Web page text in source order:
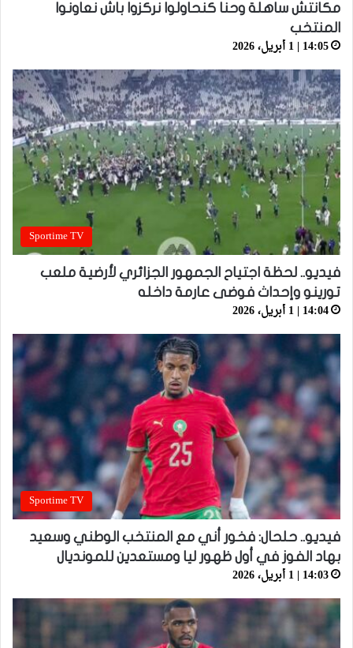
مكانتش ساهلة وحنا كنحاولوا نركزوا باش نعاونوا
المنتخب
14:05 | 1 أبريل، 2026
Sportime TV
فيديو.. لحظة اجتياح الجمهور الجزائري لأرضية ملعب
تورينو وإحداث فوضى عارمة داخله
14:04 | 1 أبريل، 2026
Sportime TV
فيديو.. حلحال: فخور أني مع المنتخب الوطني وسعيد
بهاد الفوز في أول ظهور ليا ومستعدين للمونديال
14:03 | 1 أبريل، 2026